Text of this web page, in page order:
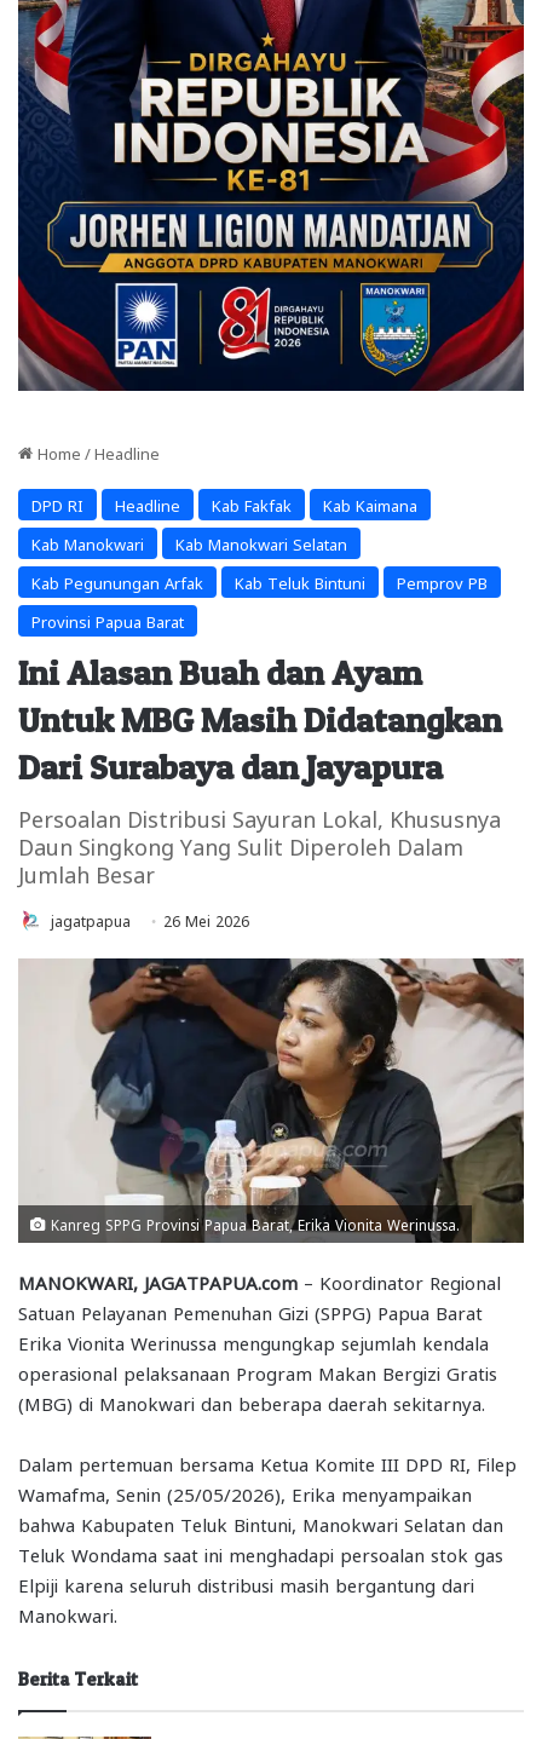
Home / Headline
DPD RI Headline Kab Fakfak Kab Kaimana
Kab Manokwari Kab Manokwari Selatan
Kab Pegunungan Arfak Kab Teluk Bintuni Pemprov PB
Provinsi Papua Barat
Ini Alasan Buah dan Ayam
Untuk MBG Masih Didatangkan
Dari Surabaya dan Jayapura
Persoalan Distribusi Sayuran Lokal, Khususnya
Daun Singkong Yang Sulit Diperoleh Dalam
Jumlah Besar
jagatpapua 26 Mei 2026
Kanreg SPPG Provinsi Papua Barat, Erika Vionita Werinussa.
MANOKWARI, JAGATPAPUA.com – Koordinator Regional
Satuan Pelayanan Pemenuhan Gizi (SPPG) Papua Barat
Erika Vionita Werinussa mengungkap sejumlah kendala
operasional pelaksanaan Program Makan Bergizi Gratis
(MBG) di Manokwari dan beberapa daerah sekitarnya.
Dalam pertemuan bersama Ketua Komite III DPD RI, Filep
Wamafma, Senin (25/05/2026), Erika menyampaikan
bahwa Kabupaten Teluk Bintuni, Manokwari Selatan dan
Teluk Wondama saat ini menghadapi persoalan stok gas
Elpiji karena seluruh distribusi masih bergantung dari
Manokwari.
Berita Terkait